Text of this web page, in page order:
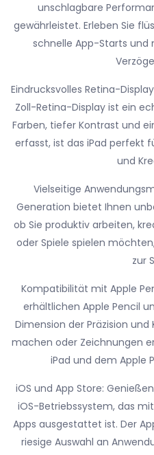
unschlagbare
gewährleistet. Erleben Sie
schnelle App-Starts und
Eindrucksvolles Retina-
Zoll-Retina-Display ist ein
Farben, tiefer Kontrast und
erfasst, ist das iPad perfekt
und
Vielseitige
Generation bietet Ihnen
ob Sie produktiv arbeiten,
oder Spiele spielen
zur
Kompatibilität mit Apple
erhältlichen Apple Pencil
Dimension der Präzision und
machen oder Zeichnungen
iPad und dem Apple
iOS und App Store:
iOS-Betriebssystem, das
Apps ausgestattet ist. Der
riesige Auswahl an